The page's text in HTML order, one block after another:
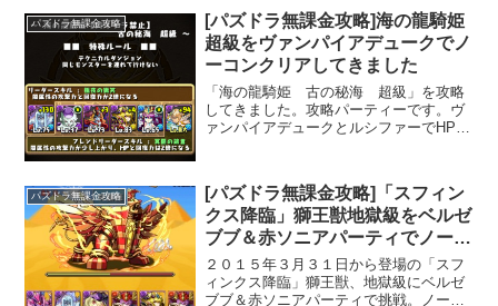
パズドラ無課金攻略
[パズドラ無課金攻略]海の龍騎姫
超級をヴァンパイアデュークでノ
ーコンクリアしてきました
「海の龍騎姫 古の秘海 超級」を攻略
してきました。攻略パーティーです。ヴ
ァンパイアデュークとルシファーでHPを
２体積みました。高防御力のケルピー対
策で毒ダメージのリリ...
パズドラ無課金攻略
[パズドラ無課金攻略]「スフィン
クス降臨」獅王獣地獄級をベルゼ
ブブ＆赤ソニアパーティでノーコ
ンクリア！
２０１５年３月３１日から登場の「スフ
ィンクス降臨」獅王獣、地獄級にベルゼ
ブブ＆赤ソニアパーティで挑戦。ノーコ